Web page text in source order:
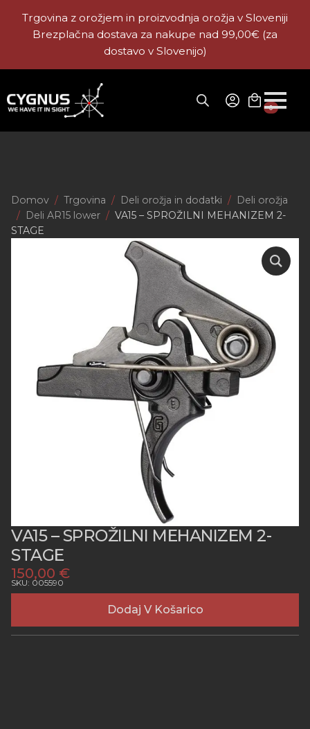
Trgovina z orožjem in proizvodnja orožja v Sloveniji
Brezplačna dostava za nakupe nad 99,00€ (za
dostavo v Slovenijo)
0
Domov Trgovina Deli orožja in dodatki
Deli orožja
Deli AR15 lower
VA15 – SPROŽILNI MEHANIZEM 2-
STAGE
VA15 – SPROŽILNI MEHANIZEM 2-
STAGE
150,00 €
SKU: 005590
Dodaj V Košarico